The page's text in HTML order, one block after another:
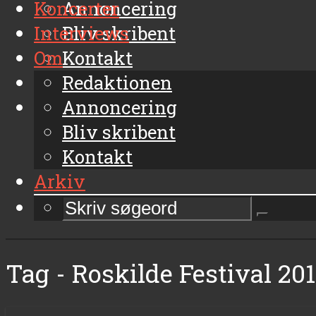
Annoncering
Bliv skribent
Kontakt
Arkiv
Koncerter
Interviews
Om
Redaktionen
Annoncering
Bliv skribent
Kontakt
Arkiv
Tag - Roskilde Festival